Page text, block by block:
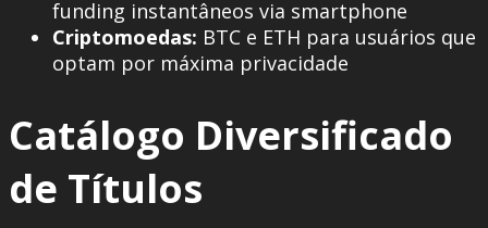
funding instantâneos via smartphone
Criptomoedas: BTC e ETH para usuários que
optam por máxima privacidade
Catálogo Diversificado
de Títulos